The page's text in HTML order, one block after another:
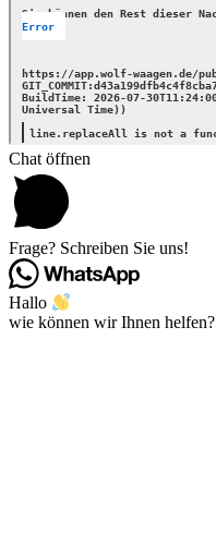
Chat öffnen
Frage? Schreiben Sie uns!
Hallo
wie können wir Ihnen helfen?